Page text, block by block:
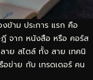
ข้าม ประการ แรก คือ
ฎี จาก หนังสือ หรือ คอร์ส
าย สไตล์ ทั้ง สาย เทคนิ
ข่าย กับ เทรดเดอร์ คน